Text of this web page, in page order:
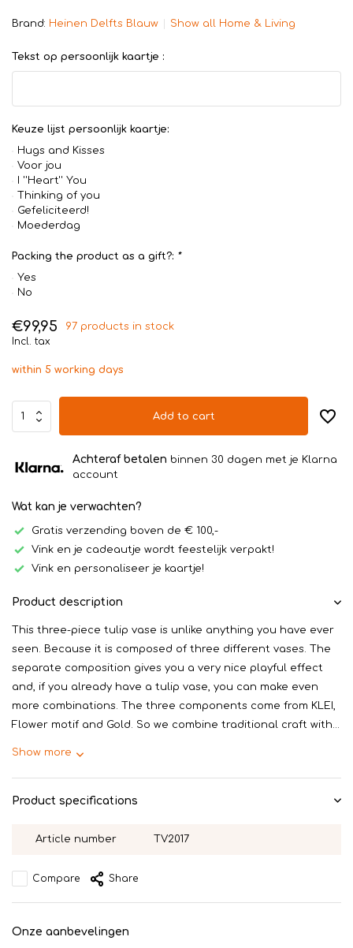
Brand: Heinen Delfts Blauw Show all Home & Living
Tekst op persoonlijk kaartje :
Keuze lijst persoonlijk kaartje:
Hugs and Kisses
Voor jou
I ''Heart'' You
Thinking of you
Gefeliciteerd!
Moederdag
Packing the product as a gift?: *
Yes
No
€99,95
97 products in stock
Incl. tax
within 5 working days
Add to cart
Achteraf betalen binnen 30 dagen met je Klarna
account
Wat kan je verwachten?
Gratis verzending boven de € 100,-
Vink en je cadeautje wordt feestelijk verpakt!
Vink en personaliseer je kaartje!
Product description
This three-piece tulip vase is unlike anything you have ever
seen. Because it is composed of three different vases. The
separate composition gives you a very nice playful effect
and, if you already have a tulip vase, you can make even
more combinations. The three components come from KLEI,
Flower motif and Gold. So we combine traditional craft with...
Show more
Product specifications
Article number TV2017
Compare Share
Onze aanbevelingen